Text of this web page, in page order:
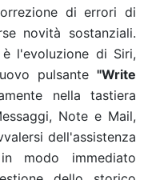
di errori di
novità sostanziali.
l'evoluzione di Siri,
pulsante "Write
nella tastiera
Note e Mail,
dell'assistenza
modo immediato